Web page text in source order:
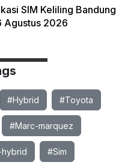
SIM Keliling Bandung
Agustus 2026
#Hybrid #Toyota
#Marc-marquez
#Sim